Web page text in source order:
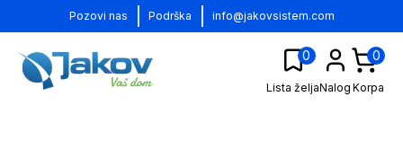
Pozovi nas Podrška info@jakovsistem.com
0
Lista željaNalog
0
Korpa